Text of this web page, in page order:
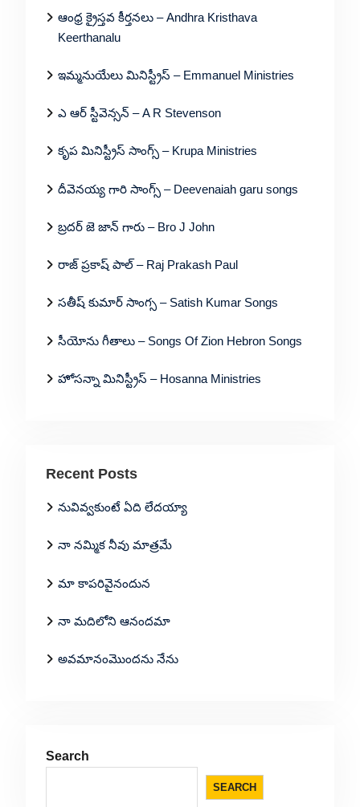
ఆంధ్ర క్రైస్తవ కీర్తనలు – Andhra Kristhava
Keerthanalu
ఇమ్మనుయేలు మినిస్ట్రీస్ – Emmanuel Ministries
ఎ ఆర్ స్టీవెన్సన్ – A R Stevenson
కృప మినిస్ట్రీస్ సాంగ్స్ – Krupa Ministries
దీవెనయ్య గారి సాంగ్స్ – Deevenaiah garu songs
బ్రదర్ జె జాన్ గారు – Bro J John
రాజ్ ప్రకాష్ పాల్ – Raj Prakash Paul
సతీష్ కుమార్ సాంగ్స – Satish Kumar Songs
సీయోను గీతాలు – Songs Of Zion Hebron Songs
హోసన్నా మినిస్ట్రీస్ – Hosanna Ministries
Recent Posts
నువివ్వకుంటే ఏది లేదయ్యా
నా నమ్మిక నీవు మాత్రమే
మా కాపరివైనందున
నా మదిలోని ఆనందమా
అవమానంమొందను నేను
Search
SEARCH